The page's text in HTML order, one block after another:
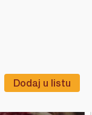
Dodaj u listu